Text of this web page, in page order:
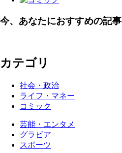
今、あなたにおすすめの記事
カテゴリ
社会・政治
ライフ・マネー
コミック
芸能・エンタメ
グラビア
スポーツ